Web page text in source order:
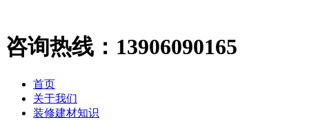
咨询热线： 13906090165
首页
关于我们
装修建材知识